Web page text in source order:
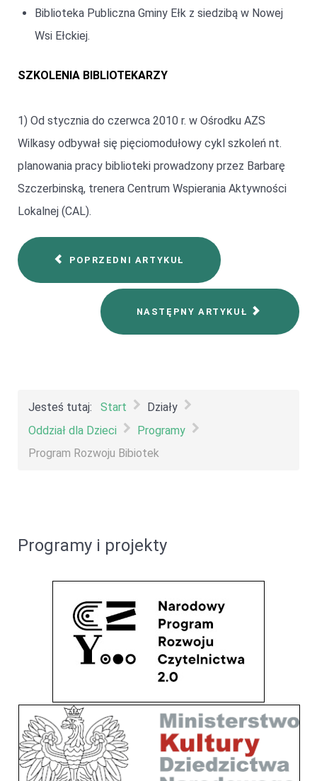
Biblioteka Publiczna Gminy Ełk z siedzibą w Nowej
Wsi Ełckiej.
SZKOLENIA BIBLIOTEKARZY
1) Od stycznia do czerwca 2010 r. w Ośrodku AZS
Wilkasy odbywał się pięciomodułowy cykl szkoleń nt.
planowania pracy biblioteki prowadzony przez Barbarę
Szczerbinską, trenera Centrum Wspierania Aktywności
Lokalnej (CAL).
POPRZEDNI ARTYKUŁ
NASTĘPNY ARTYKUŁ
Jesteś tutaj: Start
Działy
Oddział dla Dzieci
Programy
Program Rozwoju Bibiotek
Programy i projekty